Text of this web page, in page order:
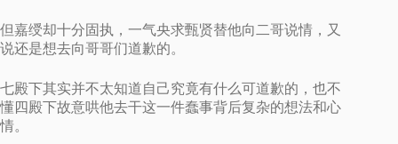
但嘉绶却十分固执，一气央求甄贤替他向二哥说情，又
说还是想去向哥哥们道歉的。
七殿下其实并不太知道自己究竟有什么可道歉的，也不
懂四殿下故意哄他去干这一件蠢事背后复杂的想法和心
情。